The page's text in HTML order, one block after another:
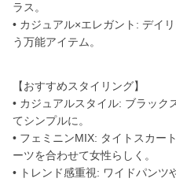
ラス。
• カジュアル×エレガント: デイ
う万能アイテム。
【おすすめスタイリング】
• カジュアルスタイル: ブラック
てシンプルに。
• フェミニンMIX: タイトスカー
ーツを合わせて女性らしく。
• トレンド感重視: ワイドパンツ